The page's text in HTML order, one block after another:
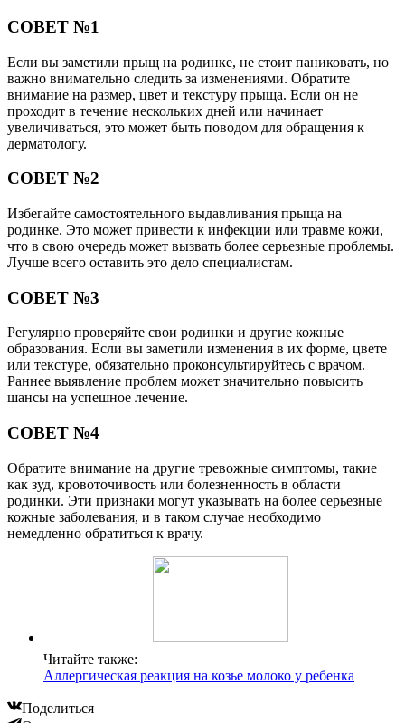
СОВЕТ №1
Если вы заметили прыщ на родинке, не стоит паниковать, но
важно внимательно следить за изменениями. Обратите
внимание на размер, цвет и текстуру прыща. Если он не
проходит в течение нескольких дней или начинает
увеличиваться, это может быть поводом для обращения к
дерматологу.
СОВЕТ №2
Избегайте самостоятельного выдавливания прыща на
родинке. Это может привести к инфекции или травме кожи,
что в свою очередь может вызвать более серьезные проблемы.
Лучше всего оставить это дело специалистам.
СОВЕТ №3
Регулярно проверяйте свои родинки и другие кожные
образования. Если вы заметили изменения в их форме, цвете
или текстуре, обязательно проконсультируйтесь с врачом.
Раннее выявление проблем может значительно повысить
шансы на успешное лечение.
СОВЕТ №4
Обратите внимание на другие тревожные симптомы, такие
как зуд, кровоточивость или болезненность в области
родинки. Эти признаки могут указывать на более серьезные
кожные заболевания, и в таком случае необходимо
немедленно обратиться к врачу.
Читайте также:
Аллергическая реакция на козье молоко у ребенка
Поделиться